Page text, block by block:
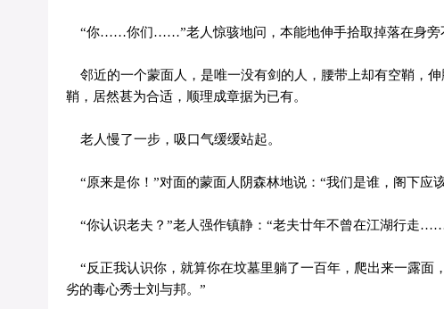
“你……你们……”老人惊骇地问，本能地伸手拾取掉落在身旁
邻近的一个蒙面人，是唯一没有剑的人，腰带上却有空鞘，
鞘，居然甚为合适，顺理成章据为已有。
老人慢了一步，吸口气缓缓站起。
“原来是你！”对面的蒙面人阴森林地说：“我们是谁，阁下应
“你认识老夫？”老人强作镇静：“老夫廿年不曾在江湖行走
“反正我认识你，就算你在坟墓里躺了一百年，爬出来一露面
劣的毒心秀士刘与邦。”